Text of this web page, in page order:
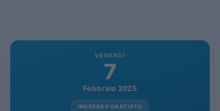
VENERDÌ
7
Febbraio 2025
INGRESSO GRATUITO